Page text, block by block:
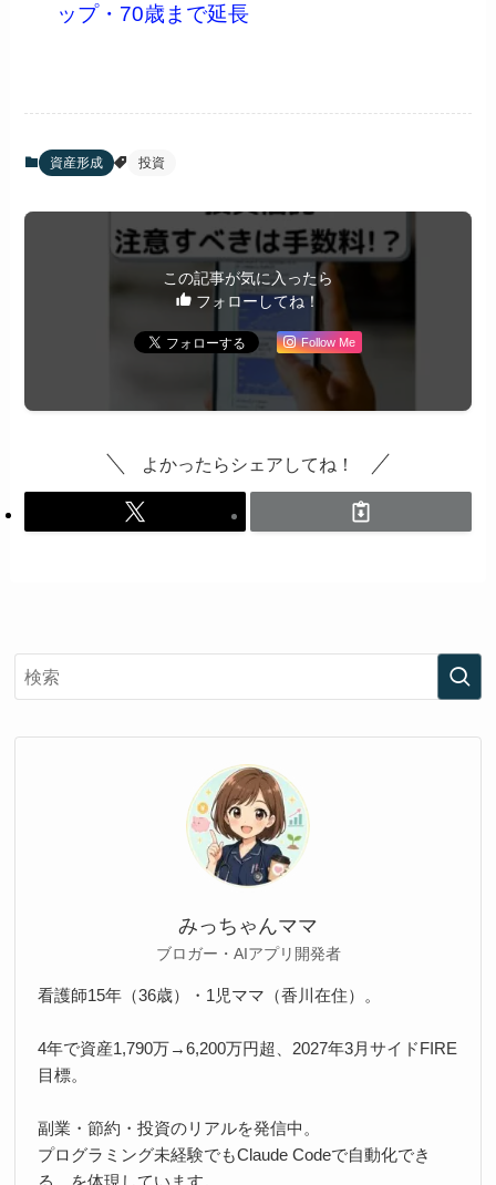
ップ・70歳まで延長
資産形成 投資
この記事が気に入ったら
フォローしてね！
Follow Me
よかったらシェアしてね！
みっちゃんママ
ブロガー・AIアプリ開発者
看護師15年（36歳）・1児ママ（香川在住）。
4年で資産1,790万→6,200万円超、2027年3月サイドFIRE
目標。
副業・節約・投資のリアルを発信中。
プログラミング未経験でもClaude Codeで自動化でき
る、を体現しています。